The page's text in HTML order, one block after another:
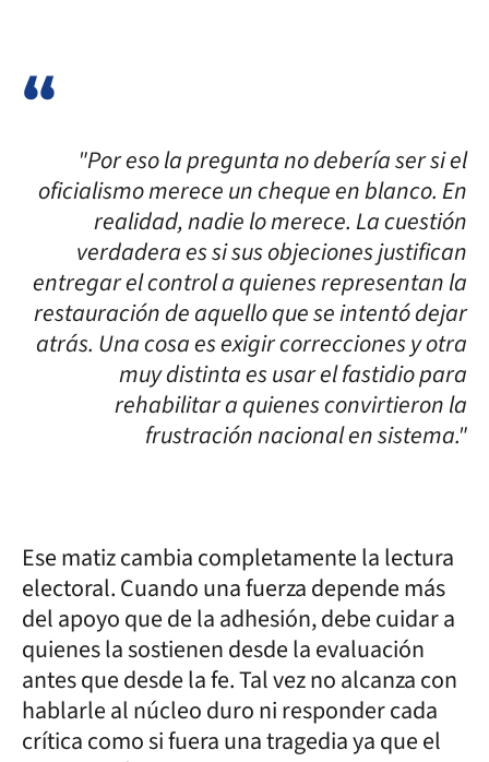
"Por eso la pregunta no debería ser si el
oficialismo merece un cheque en blanco. En
realidad, nadie lo merece. La cuestión
verdadera es si sus objeciones justifican
entregar el control a quienes representan la
restauración de aquello que se intentó dejar
atrás. Una cosa es exigir correcciones y otra
muy distinta es usar el fastidio para
rehabilitar a quienes convirtieron la
frustración nacional en sistema."
Ese matiz cambia completamente la lectura
electoral. Cuando una fuerza depende más
del apoyo que de la adhesión, debe cuidar a
quienes la sostienen desde la evaluación
antes que desde la fe. Tal vez no alcanza con
hablarle al núcleo duro ni responder cada
crítica como si fuera una tragedia ya que el